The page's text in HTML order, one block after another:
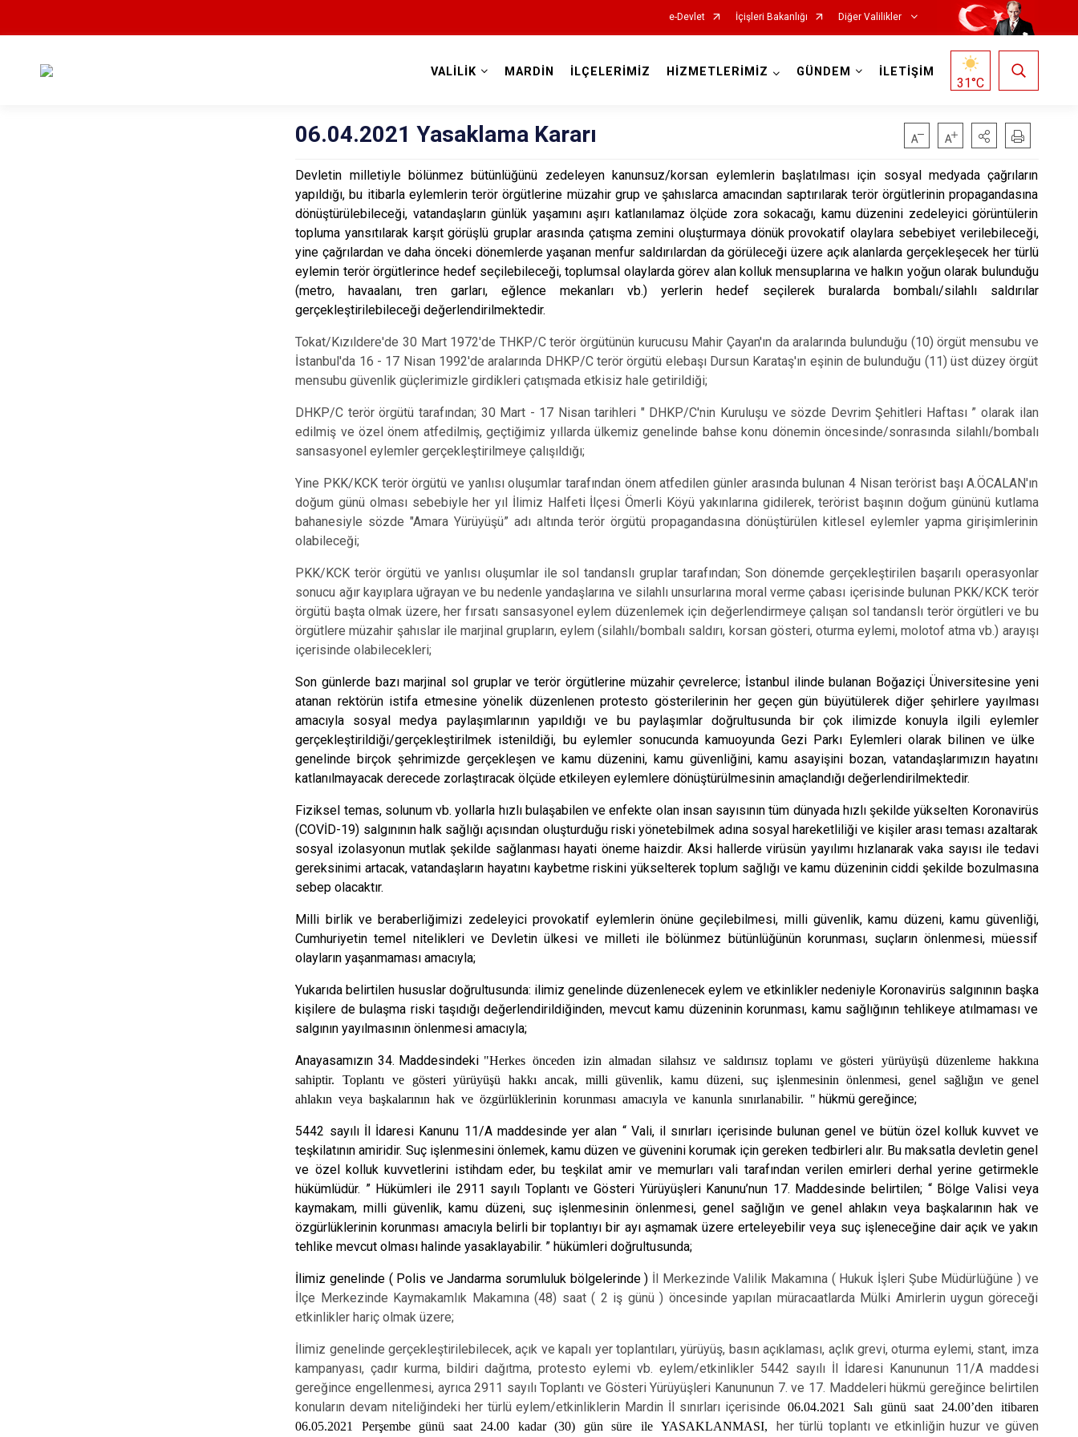
e-Devlet İçişleri Bakanlığı Diğer Valilikler
VALİLİK MARDİN İLÇELERİMİZ HİZMETLERİMİZ GÜNDEM İLETİŞİM
31°C
06.04.2021 Yasaklama Kararı
Devletin milletiyle bölünmez bütünlüğünü zedeleyen kanunsuz/korsan eylemlerin başlatılması için sosyal medyada çağrıların
yapıldığı, bu itibarla eylemlerin terör örgütlerine müzahir grup ve şahıslarca amacından saptırılarak terör örgütlerinin propagandasına
dönüştürülebileceği, vatandaşların günlük yaşamını aşırı katlanılamaz ölçüde zora sokacağı, kamu düzenini zedeleyici görüntülerin
topluma yansıtılarak karşıt görüşlü gruplar arasında çatışma zemini oluşturmaya dönük provokatif olaylara sebebiyet verilebileceği,
yine çağrılardan ve daha önceki dönemlerde yaşanan menfur saldırılardan da görüleceği üzere açık alanlarda gerçekleşecek her türlü
eylemin terör örgütlerince hedef seçilebileceği, toplumsal olaylarda görev alan kolluk mensuplarına ve halkın yoğun olarak bulunduğu
(metro, havaalanı, tren garları, eğlence mekanları vb.) yerlerin hedef seçilerek buralarda bombalı/silahlı saldırılar
gerçekleştirilebileceği değerlendirilmektedir.
Tokat/Kızıldere'de 30 Mart 1972'de THKP/C terör örgütünün kurucusu Mahir Çayan'ın da aralarında bulunduğu (10) örgüt mensubu ve
İstanbul'da 16 - 17 Nisan 1992'de aralarında DHKP/C terör örgütü elebaşı Dursun Karataş'ın eşinin de bulunduğu (11) üst düzey örgüt
mensubu güvenlik güçlerimizle girdikleri çatışmada etkisiz hale getirildiği;
DHKP/C terör örgütü tarafından; 30 Mart - 17 Nisan tarihleri " DHKP/C'nin Kuruluşu ve sözde Devrim Şehitleri Haftası ” olarak ilan
edilmiş ve özel önem atfedilmiş, geçtiğimiz yıllarda ülkemiz genelinde bahse konu dönemin öncesinde/sonrasında silahlı/bombalı
sansasyonel eylemler gerçekleştirilmeye çalışıldığı;
Yine PKK/KCK terör örgütü ve yanlısı oluşumlar tarafından önem atfedilen günler arasında bulunan 4 Nisan terörist başı A.ÖCALAN'ın
doğum günü olması sebebiyle her yıl İlimiz Halfeti İlçesi Ömerli Köyü yakınlarına gidilerek, terörist başının doğum gününü kutlama
bahanesiyle sözde "Amara Yürüyüşü” adı altında terör örgütü propagandasına dönüştürülen kitlesel eylemler yapma girişimlerinin
olabileceği;
PKK/KCK terör örgütü ve yanlısı oluşumlar ile sol tandanslı gruplar tarafından; Son dönemde gerçekleştirilen başarılı operasyonlar
sonucu ağır kayıplara uğrayan ve bu nedenle yandaşlarına ve silahlı unsurlarına moral verme çabası içerisinde bulunan PKK/KCK terör
örgütü başta olmak üzere, her fırsatı sansasyonel eylem düzenlemek için değerlendirmeye çalışan sol tandanslı terör örgütleri ve bu
örgütlere müzahir şahıslar ile marjinal grupların, eylem (silahlı/bombalı saldırı, korsan gösteri, oturma eylemi, molotof atma vb.) arayışı
içerisinde olabilecekleri;
Son günlerde bazı marjinal sol gruplar ve terör örgütlerine müzahir çevrelerce; İstanbul ilinde bulanan Boğaziçi Üniversitesine yeni
atanan rektörün istifa etmesine yönelik düzenlenen protesto gösterilerinin her geçen gün büyütülerek diğer şehirlere yayılması
amacıyla sosyal medya paylaşımlarının yapıldığı ve bu paylaşımlar doğrultusunda bir çok ilimizde konuyla ilgili eylemler
gerçekleştirildiği/gerçekleştirilmek istenildiği, bu eylemler sonucunda kamuoyunda Gezi Parkı Eylemleri olarak bilinen ve ülke
genelinde birçok şehrimizde gerçekleşen ve kamu düzenini, kamu güvenliğini, kamu asayişini bozan, vatandaşlarımızın hayatını
katlanılmayacak derecede zorlaştıracak ölçüde etkileyen eylemlere dönüştürülmesinin amaçlandığı değerlendirilmektedir.
Fiziksel temas, solunum vb. yollarla hızlı bulaşabilen ve enfekte olan insan sayısının tüm dünyada hızlı şekilde yükselten Koronavirüs
(COVİD-19) salgınının halk sağlığı açısından oluşturduğu riski yönetebilmek adına sosyal hareketliliği ve kişiler arası teması azaltarak
sosyal izolasyonun mutlak şekilde sağlanması hayati öneme haizdir. Aksi hallerde virüsün yayılımı hızlanarak vaka sayısı ile tedavi
gereksinimi artacak, vatandaşların hayatını kaybetme riskini yükselterek toplum sağlığı ve kamu düzeninin ciddi şekilde bozulmasına
sebep olacaktır.
Milli birlik ve beraberliğimizi zedeleyici provokatif eylemlerin önüne geçilebilmesi, milli güvenlik, kamu düzeni, kamu güvenliği,
Cumhuriyetin temel nitelikleri ve Devletin ülkesi ve milleti ile bölünmez bütünlüğünün korunması, suçların önlenmesi, müessif
olayların yaşanmaması amacıyla;
Yukarıda belirtilen hususlar doğrultusunda: ilimiz genelinde düzenlenecek eylem ve etkinlikler nedeniyle Koronavirüs salgınının başka
kişilere de bulaşma riski taşıdığı değerlendirildiğinden, mevcut kamu düzeninin korunması, kamu sağlığının tehlikeye atılmaması ve
salgının yayılmasının önlenmesi amacıyla;
Anayasamızın 34. Maddesindeki "Herkes önceden izin almadan silahsız ve saldırısız toplamı ve gösteri yürüyüşü düzenleme hakkına
sahiptir. Toplantı ve gösteri yürüyüşü hakkı ancak, milli güvenlik, kamu düzeni, suç işlenmesinin önlenmesi, genel sağlığın ve genel
ahlakın veya başkalarının hak ve özgürlüklerinin korunması amacıyla ve kanunla sınırlanabilir. " hükmü gereğince;
5442 sayılı İl İdaresi Kanunu 11/A maddesinde yer alan “ Vali, il sınırları içerisinde bulunan genel ve bütün özel kolluk kuvvet ve
teşkilatının amiridir. Suç işlenmesini önlemek, kamu düzen ve güvenini korumak için gereken tedbirleri alır. Bu maksatla devletin genel
ve özel kolluk kuvvetlerini istihdam eder, bu teşkilat amir ve memurları vali tarafından verilen emirleri derhal yerine getirmekle
hükümlüdür. ” Hükümleri ile 2911 sayılı Toplantı ve Gösteri Yürüyüşleri Kanunu’nun 17. Maddesinde belirtilen; “ Bölge Valisi veya
kaymakam, milli güvenlik, kamu düzeni, suç işlenmesinin önlenmesi, genel sağlığın ve genel ahlakın veya başkalarının hak ve
özgürlüklerinin korunması amacıyla belirli bir toplantıyı bir ayı aşmamak üzere erteleyebilir veya suç işleneceğine dair açık ve yakın
tehlike mevcut olması halinde yasaklayabilir. ” hükümleri doğrultusunda;
İlimiz genelinde ( Polis ve Jandarma sorumluluk bölgelerinde ) İl Merkezinde Valilik Makamına ( Hukuk İşleri Şube Müdürlüğüne ) ve
İlçe Merkezinde Kaymakamlık Makamına (48) saat ( 2 iş günü ) öncesinde yapılan müracaatlarda Mülki Amirlerin uygun göreceği
etkinlikler hariç olmak üzere;
İlimiz genelinde gerçekleştirilebilecek, açık ve kapalı yer toplantıları, yürüyüş, basın açıklaması, açlık grevi, oturma eylemi, stant, imza
kampanyası, çadır kurma, bildiri dağıtma, protesto eylemi vb. eylem/etkinlikler 5442 sayılı İl İdaresi Kanununun 11/A maddesi
gereğince engellenmesi, ayrıca 2911 sayılı Toplantı ve Gösteri Yürüyüşleri Kanununun 7. ve 17. Maddeleri hükmü gereğince belirtilen
konuların devam niteliğindeki her türlü eylem/etkinliklerin Mardin İl sınırları içerisinde
06.04.2021 Salı günü saat 24.00’den itibaren
06.05.2021 Perşembe günü saat 24.00 kadar (30) gün süre ile YASAKLANMASI
her türlü toplantı ve etkinliğin huzur ve güven